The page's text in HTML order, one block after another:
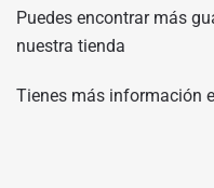
Puedes encontrar más
nuestra tienda
Tienes más información